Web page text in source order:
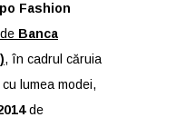
Fashion
Banca
, în cadrul căruia
lumea modei,
de